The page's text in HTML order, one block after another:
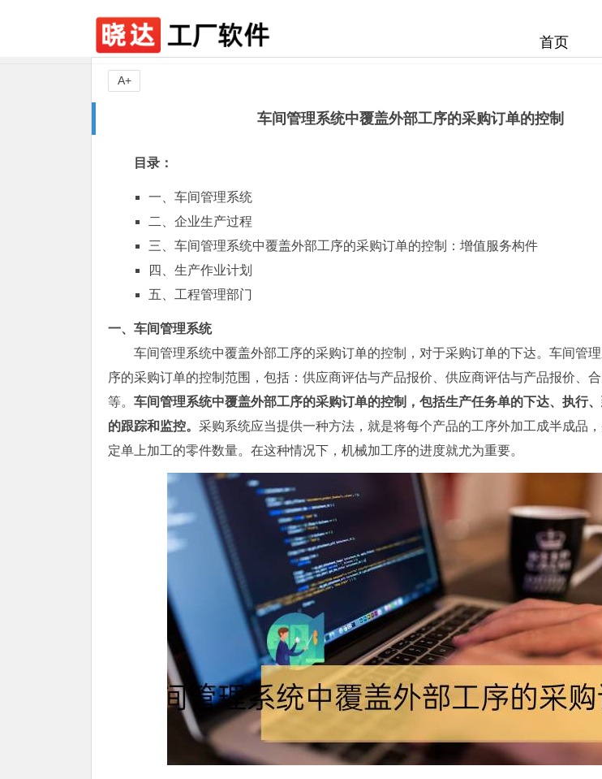
首页
车间管理系统中覆盖外部工序的采购订单的控制
A+
目录：
一、 车间管理系统
二、 企业生产过程
三、 车间管理系统中覆盖外部工序的采购订单的控制：增值服务构件
四、 生产作业计划
五、 工程管理部门
一、车间管理系统
车间管理系统中覆盖外部工序的采购订单的控制，对于采购订单的下达。车间管
序的采购订单的控制范围，包括：供应商评估与产品报价、供应商评估与产品报价、
等。 车间管理系统中覆盖外部工序的采购订单的控制，包括生产任务单的下达、执行
的跟踪和监控。 采购系统应当提供一种方法，就是将每个产品的工序外加工成半成品
定单上加工的零件数量。在这种情况下，机械加工序的进度就尤为重要。